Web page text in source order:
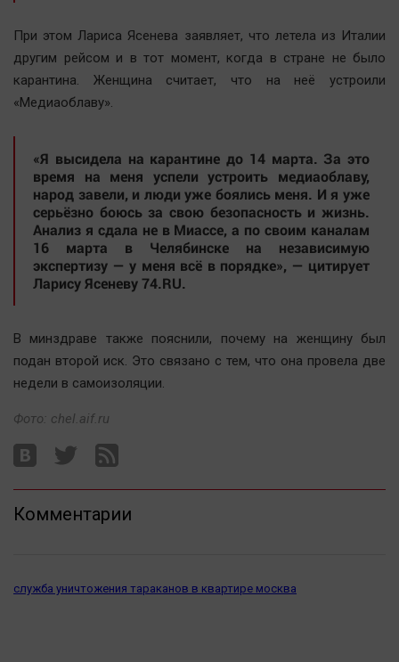
XX век: криминальные уроки
Медиаграмотность
Новости компаний
Прогулки по городу Ч
Спецпроект
Статистика
Челябинск космический
Другие рубрики
Bookworms
English version
Online-консультация
Актуальная тема
Афиша
Блогеркуль
Быстрый медиазавод
Гороскоп
При этом Лариса Ясенева заявляет, что летела из Италии
другим рейсом и в тот момент, когда в стране не было
карантина. Женщина считает, что на неё устроили
«Медиаоблаву».
«Я высидела на карантине до 14 марта. За это
время на меня успели устроить медиаоблаву,
народ завели, и люди уже боялись меня. И я уже
серьёзно боюсь за свою безопасность и жизнь.
Анализ я сдала не в Миассе, а по своим каналам
16 марта в Челябинске на независимую
экспертизу — у меня всё в порядке», — цитирует
Ларису Ясеневу 74.RU.
В минздраве также пояснили, почему на женщину был
подан второй иск. Это связано с тем, что она провела две
недели в самоизоляции.
Фото: chel.aif.ru
Комментарии
служба уничтожения тараканов в квартире москва